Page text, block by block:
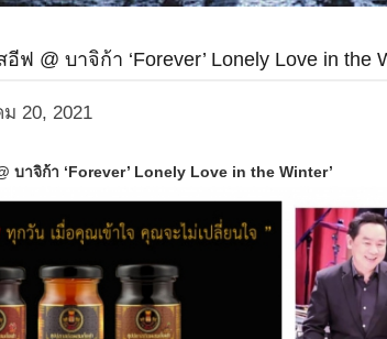
@ บาจิก้า ‘Forever’ Lonely Love in the
20, 2021
บาจิก้า ‘Forever’ Lonely Love in the Winter’